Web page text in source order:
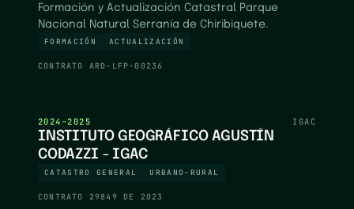
Formación y Actualización Catastral Parque
Nacional Natural Serranía de Chiribiquete.
FORMACIÓN ACTUALIZACIÓN
CONTRATO ARD-LFP-00236
2024–2025 IGAC
INSTITUTO GEOGRÁFICO AGUSTÍN
CODAZZI - IGAC
CATASTRO GENERAL URBANO-RURAL
CONTRATO 29849 DE 2023